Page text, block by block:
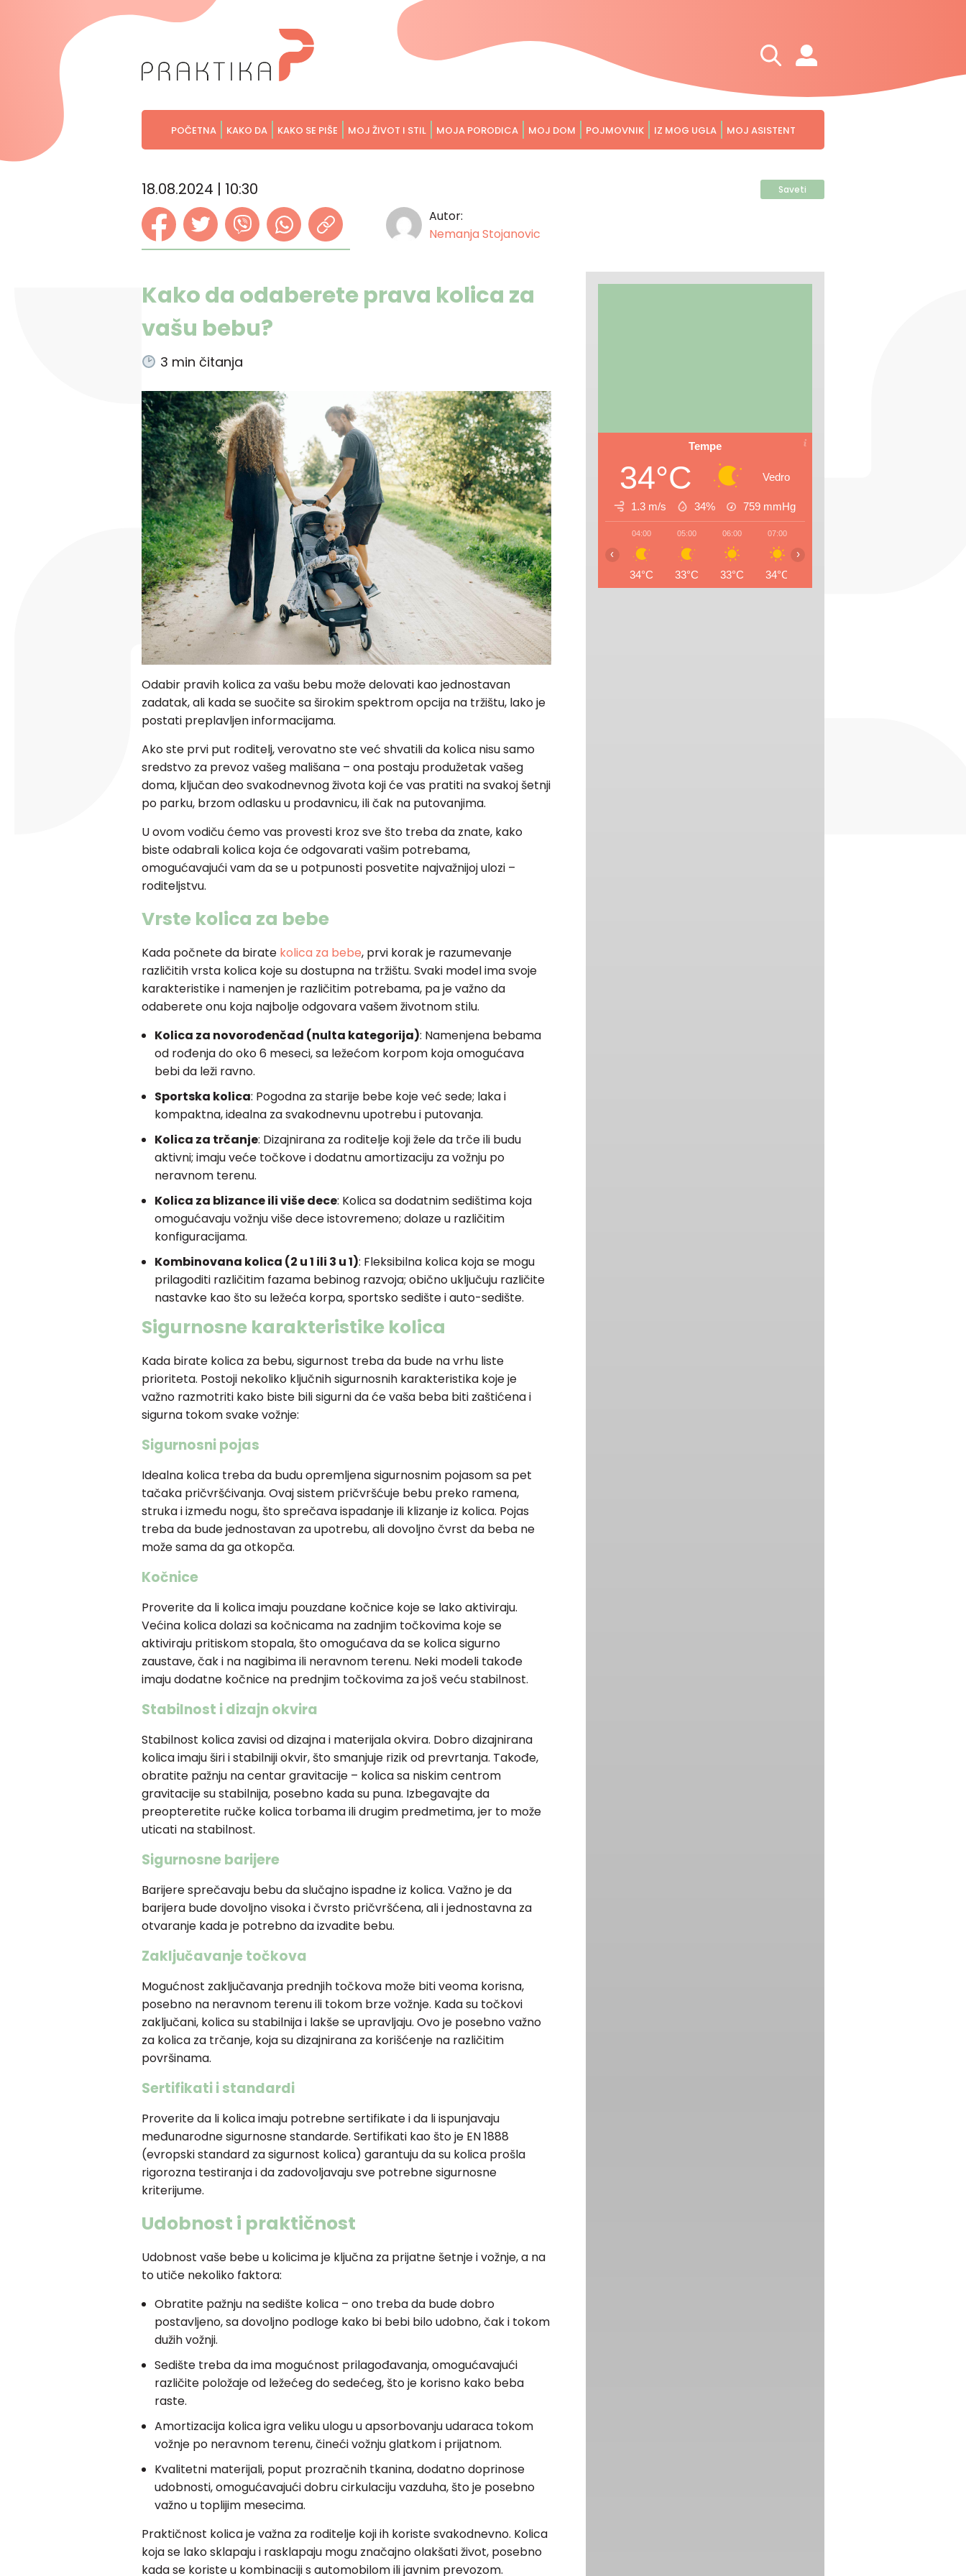
POČETNA KAKO DA KAKO SE PIŠE MOJ ŽIVOT I STIL MOJA PORODICA MOJ DOM POJMOVNIK IZ MOG UGLA MOJ ASISTENT
18.08.2024 | 10:30 Saveti
Autor:
Nemanja Stojanovic
Kako da odaberete prava kolica za
vašu bebu?
3 min čitanja
Odabir pravih kolica za vašu bebu može delovati kao jednostavan
zadatak, ali kada se suočite sa širokim spektrom opcija na tržištu, lako je
postati preplavljen informacijama.
Ako ste prvi put roditelj, verovatno ste već shvatili da kolica nisu samo
sredstvo za prevoz vašeg mališana – ona postaju produžetak vašeg
doma, ključan deo svakodnevnog života koji će vas pratiti na svakoj šetnji
po parku, brzom odlasku u prodavnicu, ili čak na putovanjima.
U ovom vodiču ćemo vas provesti kroz sve što treba da znate, kako
biste odabrali kolica koja će odgovarati vašim potrebama,
omogućavajući vam da se u potpunosti posvetite najvažnijoj ulozi –
roditeljstvu.
Vrste kolica za bebe
Kada počnete da birate kolica za bebe, prvi korak je razumevanje
različitih vrsta kolica koje su dostupna na tržištu. Svaki model ima svoje
karakteristike i namenjen je različitim potrebama, pa je važno da
odaberete onu koja najbolje odgovara vašem životnom stilu.
Kolica za novorođenčad (nulta kategorija): Namenjena bebama
od rođenja do oko 6 meseci, sa ležećom korpom koja omogućava
bebi da leži ravno.
Sportska kolica: Pogodna za starije bebe koje već sede; laka i
kompaktna, idealna za svakodnevnu upotrebu i putovanja.
Kolica za trčanje: Dizajnirana za roditelje koji žele da trče ili budu
aktivni; imaju veće točkove i dodatnu amortizaciju za vožnju po
neravnom terenu.
Kolica za blizance ili više dece: Kolica sa dodatnim sedištima koja
omogućavaju vožnju više dece istovremeno; dolaze u različitim
konfiguracijama.
Kombinovana kolica (2 u 1 ili 3 u 1): Fleksibilna kolica koja se mogu
prilagoditi različitim fazama bebinog razvoja; obično uključuju različite
nastavke kao što su ležeća korpa, sportsko sedište i auto-sedište.
Sigurnosne karakteristike kolica
Kada birate kolica za bebu, sigurnost treba da bude na vrhu liste
prioriteta. Postoji nekoliko ključnih sigurnosnih karakteristika koje je
važno razmotriti kako biste bili sigurni da će vaša beba biti zaštićena i
sigurna tokom svake vožnje:
Sigurnosni pojas
Idealna kolica treba da budu opremljena sigurnosnim pojasom sa pet
tačaka pričvršćivanja. Ovaj sistem pričvršćuje bebu preko ramena,
struka i između nogu, što sprečava ispadanje ili klizanje iz kolica. Pojas
treba da bude jednostavan za upotrebu, ali dovoljno čvrst da beba ne
može sama da ga otkopča.
Kočnice
Proverite da li kolica imaju pouzdane kočnice koje se lako aktiviraju.
Većina kolica dolazi sa kočnicama na zadnjim točkovima koje se
aktiviraju pritiskom stopala, što omogućava da se kolica sigurno
zaustave, čak i na nagibima ili neravnom terenu. Neki modeli takođe
imaju dodatne kočnice na prednjim točkovima za još veću stabilnost.
Stabilnost i dizajn okvira
Stabilnost kolica zavisi od dizajna i materijala okvira. Dobro dizajnirana
kolica imaju širi i stabilniji okvir, što smanjuje rizik od prevrtanja. Takođe,
obratite pažnju na centar gravitacije – kolica sa niskim centrom
gravitacije su stabilnija, posebno kada su puna. Izbegavajte da
preopteretite ručke kolica torbama ili drugim predmetima, jer to može
uticati na stabilnost.
Sigurnosne barijere
Barijere sprečavaju bebu da slučajno ispadne iz kolica. Važno je da
barijera bude dovoljno visoka i čvrsto pričvršćena, ali i jednostavna za
otvaranje kada je potrebno da izvadite bebu.
Zaključavanje točkova
Mogućnost zaključavanja prednjih točkova može biti veoma korisna,
posebno na neravnom terenu ili tokom brze vožnje. Kada su točkovi
zaključani, kolica su stabilnija i lakše se upravljaju. Ovo je posebno važno
za kolica za trčanje, koja su dizajnirana za korišćenje na različitim
površinama.
Sertifikati i standardi
Proverite da li kolica imaju potrebne sertifikate i da li ispunjavaju
međunarodne sigurnosne standarde. Sertifikati kao što je EN 1888
(evropski standard za sigurnost kolica) garantuju da su kolica prošla
rigorozna testiranja i da zadovoljavaju sve potrebne sigurnosne
kriterijume.
Udobnost i praktičnost
Udobnost vaše bebe u kolicima je ključna za prijatne šetnje i vožnje, a na
to utiče nekoliko faktora:
Obratite pažnju na sedište kolica – ono treba da bude dobro
postavljeno, sa dovoljno podloge kako bi bebi bilo udobno, čak i tokom
dužih vožnji.
Sedište treba da ima mogućnost prilagođavanja, omogućavajući
različite položaje od ležećeg do sedećeg, što je korisno kako beba
raste.
Amortizacija kolica igra veliku ulogu u apsorbovanju udaraca tokom
vožnje po neravnom terenu, čineći vožnju glatkom i prijatnom.
Kvalitetni materijali, poput prozračnih tkanina, dodatno doprinose
udobnosti, omogućavajući dobru cirkulaciju vazduha, što je posebno
važno u toplijim mesecima.
Praktičnost kolica je važna za roditelje koji ih koriste svakodnevno. Kolica
koja se lako sklapaju i rasklapaju mogu značajno olakšati život, posebno
kada se koriste u kombinaciji s automobilom ili javnim prevozom.
Tempe
34°C Vedro
1.3 m/s 34% 759 mmHg
04:00
34°C
05:00
33°C
06:00
33°C
07:00
34°C
‹ ›